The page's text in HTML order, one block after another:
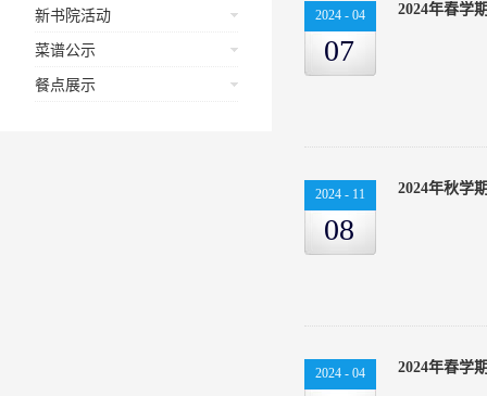
新书院活动
菜谱公示
餐点展示
2024 - 04
07
2024年春学
2024 - 11
08
2024年秋学
2024 - 04 2024年春学